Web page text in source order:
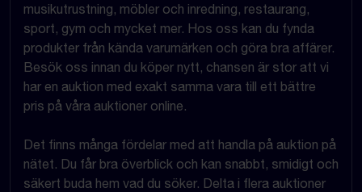
musikutrustning, möbler och inredning, restaurang,
sport, gym och mycket mer. Hos oss kan du fynda
produkter från kända varumärken och göra bra affärer.
Besök oss innan du köper nytt, chansen är stor att vi
har en auktion med exakt samma vara till ett bättre
pris på våra auktioner online.
Det finns många fördelar med att handla på auktion på
nätet. Du får bra överblick och kan snabbt, smidigt och
säkert buda hem vad du söker. Delta i flera auktioner